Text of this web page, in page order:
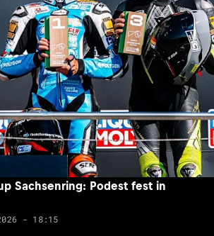
Sachsenring: Podest fest in
- 18:15